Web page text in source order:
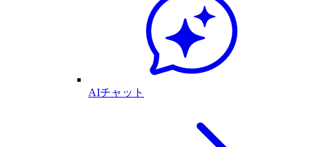
AIチャット